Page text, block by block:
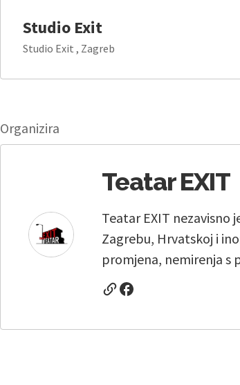
Studio Exit
Studio Exit , Zagreb
Organizira
Teatar EXIT
Teatar EXIT nezavisno
Zagrebu, Hrvatskoj i
promjena, nemirenja s